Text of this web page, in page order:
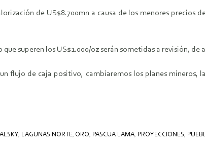
de US$8.700mn a causa de los menores precios
superen los US$1.000/oz serán sometidas a revisión, de
flujo de caja positivo, cambiaremos los planes mineros,
, LAGUNAS NORTE, ORO, PASCUA LAMA, PROYECCIONES,